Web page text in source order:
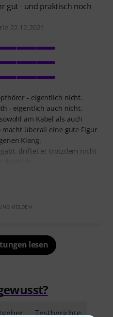
gut - und praktisch noch
22.12.2021
- eigentlich nicht.
- eigentlich auch nicht.
am Kabel als auch
überall eine gute Figur
Klang.
driftet er trotzdem nicht
MELDEN
lesen
Testberichte